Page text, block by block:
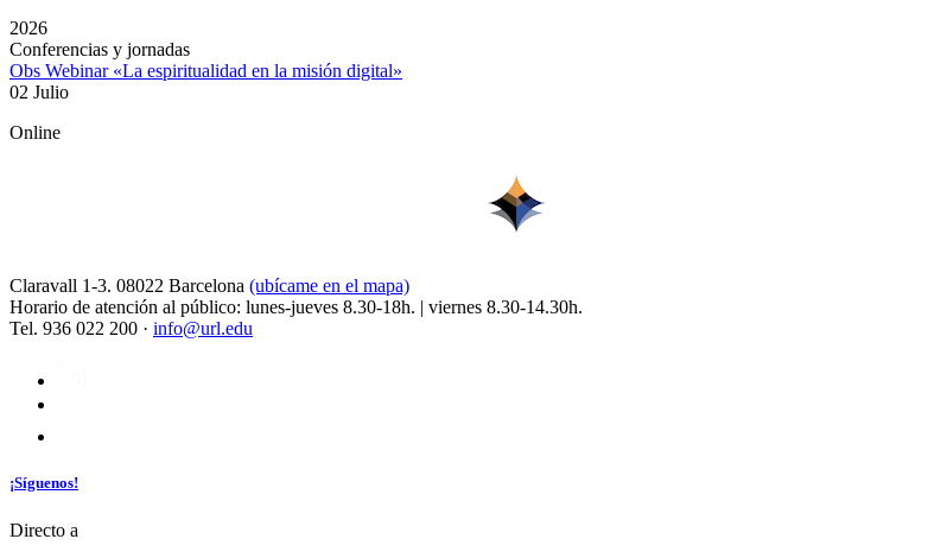
2026
Conferencias y jornadas
Obs Webinar «La espiritualidad en la misión digital»
02 Julio
Online
Claravall 1-3. 08022 Barcelona (ubícame en el mapa)
Horario de atención al público: lunes-jueves 8.30-18h. | viernes 8.30-14.30h.
Tel. 936 022 200 · info@url.edu
¡Síguenos!
Directo a